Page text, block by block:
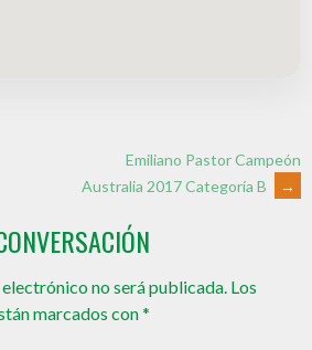
Emiliano Pastor Campeón
Australia 2017 Categoría B
→
no será publicada. Los
marcados con*